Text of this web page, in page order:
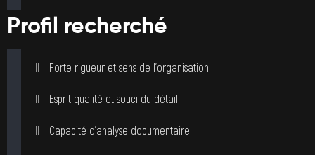
Profil recherché
Forte rigueur et sens de l’organisation
Esprit qualité et souci du détail
Capacité d’analyse documentaire